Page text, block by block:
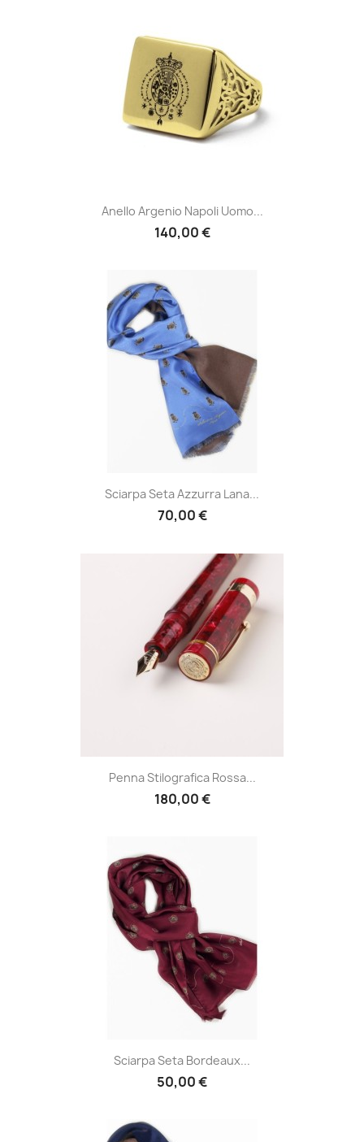
Anello Argenio Napoli Uomo...
140,00 €
Sciarpa Seta Azzurra Lana...
70,00 €
Penna Stilografica Rossa...
180,00 €
Sciarpa Seta Bordeaux...
50,00 €